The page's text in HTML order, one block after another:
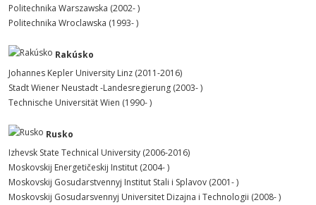
Politechnika Warszawska (2002- )
Politechnika Wroclawska (1993- )
Rakúsko
Johannes Kepler University Linz (2011-2016)
Stadt Wiener Neustadt -Landesregierung (2003- )
Technische Universität Wien (1990- )
Rusko
Izhevsk State Technical University (2006-2016)
Moskovskij Energetičeskij Institut (2004- )
Moskovskij Gosudarstvennyj Institut Stali i Splavov (2001- )
Moskovskij Gosudarsvennyj Universitet Dizajna i Technologii (2008- )